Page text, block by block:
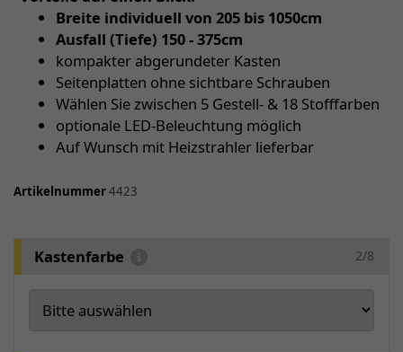
Breite individuell von 205 bis 1050cm
Ausfall (Tiefe) 150 - 375cm
kompakter abgerundeter Kasten
Seitenplatten ohne sichtbare Schrauben
Wählen Sie zwischen 5 Gestell- & 18 Stofffarben
optionale LED-Beleuchtung möglich
Auf Wunsch mit Heizstrahler lieferbar
Artikelnummer4423
Kastenfarbe 2/8